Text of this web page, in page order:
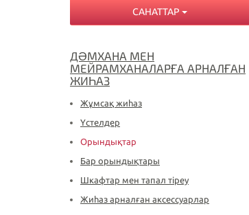
САНАТТАР
ДӘМХАНА МЕН
МЕЙРАМХАНАЛАРҒА АРНАЛҒАН
ЖИҺАЗ
Жұмсақ жиһаз
Үстелдер
Орындықтар
Бар орындықтары
Шкафтар мен тапал тіреу
Жиһаз арналған аксессуарлар